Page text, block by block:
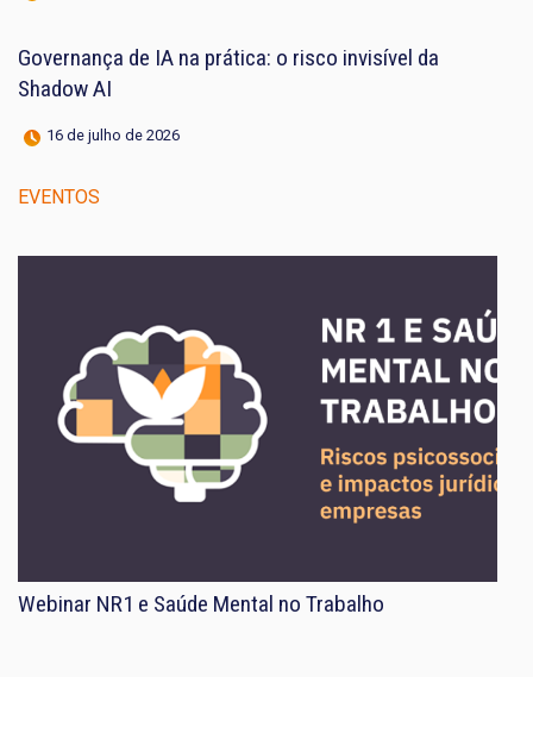
Governança de IA na prática: o risco invisível da
Shadow AI
16 de julho de 2026
EVENTOS
Webinar NR1 e Saúde Mental no Trabalho